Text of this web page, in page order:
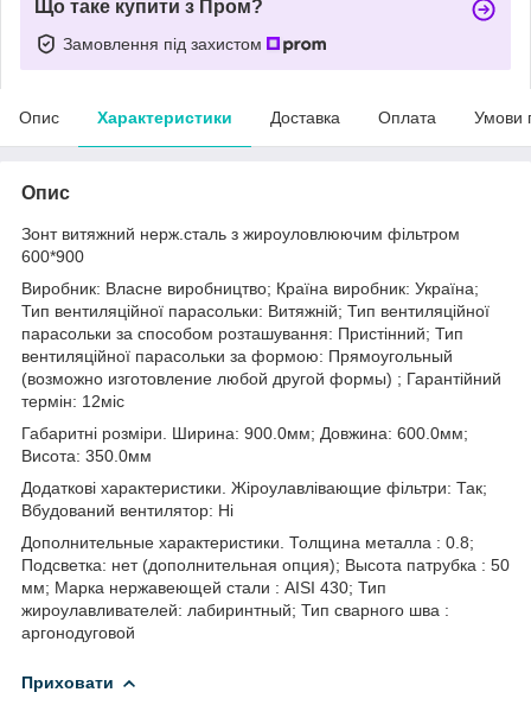
Що таке купити з Пром?
Замовлення під захистом
Опис Характеристики Доставка Оплата Умови
Опис
Зонт витяжний нерж.сталь з жироуловлюючим фільтром
600*900
Виробник: Власне виробництво; Країна виробник: Україна;
Тип вентиляційної парасольки: Витяжній; Тип вентиляційної
парасольки за способом розташування: Пристінний; Тип
вентиляційної парасольки за формою: Прямоугольный
(возможно изготовление любой другой формы) ; Гарантійний
термін: 12міс
Габаритні розміри. Ширина: 900.0мм; Довжина: 600.0мм;
Висота: 350.0мм
Додаткові характеристики. Жіроулавлівающие фільтри: Так;
Вбудований вентилятор: Ні
Дополнительные характеристики. Толщина металла : 0.8;
Подсветка: нет (дополнительная опция); Высота патрубка : 50
мм; Марка нержавеющей стали : AISI 430; Тип
жироулавливателей: лабиринтный; Тип сварного шва :
аргонодуговой
Приховати